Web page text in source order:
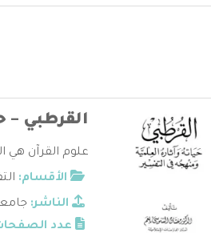
القرطبي –
علوم القرآن هي
الأقسام:
الناشر:
عدد